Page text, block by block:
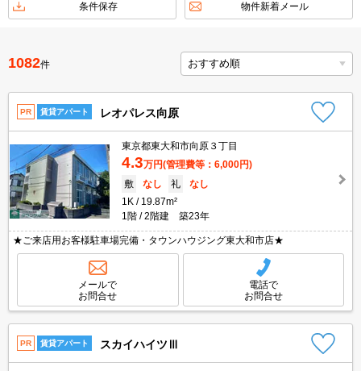
不動産会社から
条件保存 物件新着メール
1082件
PR 賃貸アパート レオパレス向原
東京都東大和市向原３丁目
4.3万円(管理費等：6,000円)
敷
なし 礼
なし
1K
19.87m²
1階
2階建 築23年
★ご来店用お客様駐車場完備・タウンハウジング東大和市店★
メールで
お問合せ
電話で
お問合せ
PR 賃貸アパート スカイハイツⅢ